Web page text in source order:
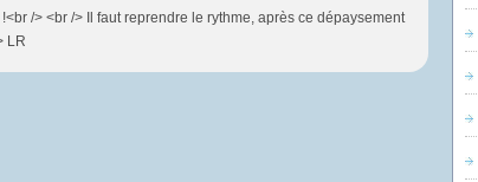
/> <br /> Il faut reprendre le rythme, après ce dépaysement
LR